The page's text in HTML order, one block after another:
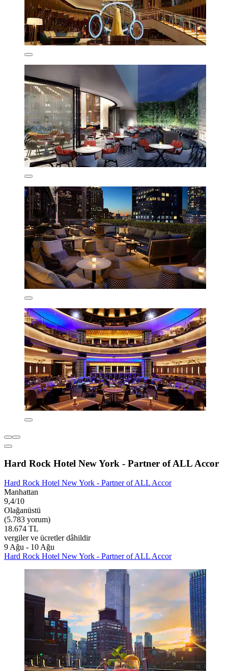
Hard Rock Hotel New York - Partner of ALL Accor
Hard Rock Hotel New York - Partner of ALL Accor
Manhattan
9,4/10
Olağanüstü
(5.783 yorum)
18.674 TL
vergiler ve ücretler dâhildir
9 Ağu - 10 Ağu
Hard Rock Hotel New York - Partner of ALL Accor